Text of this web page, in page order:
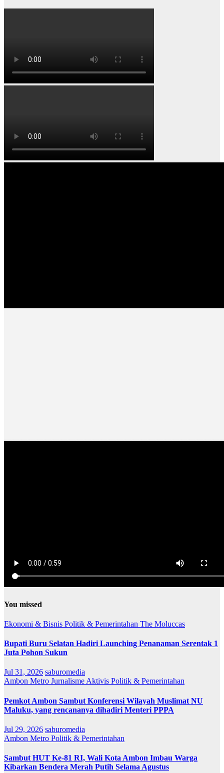
You missed
Ekonomi & Bisnis Politik & Pemerintahan The Moluccas
Bupati Buru Selatan Hadiri Launching Penanaman Serentak 1
Juta Pohon Sukun
Jul 31, 2026 saburomedia
Ambon Metro Jurnalisme Aktivis Politik & Pemerintahan
Pemkot Ambon Sambut Konferensi Wilayah Muslimat NU
Maluku, yang rencananya dihadiri Menteri PPPA
Jul 29, 2026 saburomedia
Ambon Metro Politik & Pemerintahan
Sambut HUT Ke-81 RI, Wali Kota Ambon Imbau Warga
Kibarkan Bendera Merah Putih Selama Agustus